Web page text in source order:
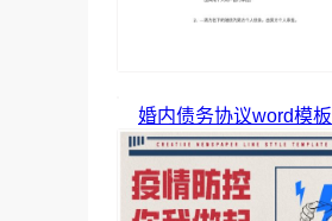
婚内债务协议word模板